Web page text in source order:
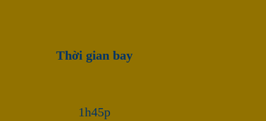
Thời gian bay
1h45p